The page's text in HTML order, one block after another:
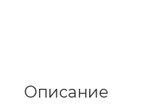
Описание